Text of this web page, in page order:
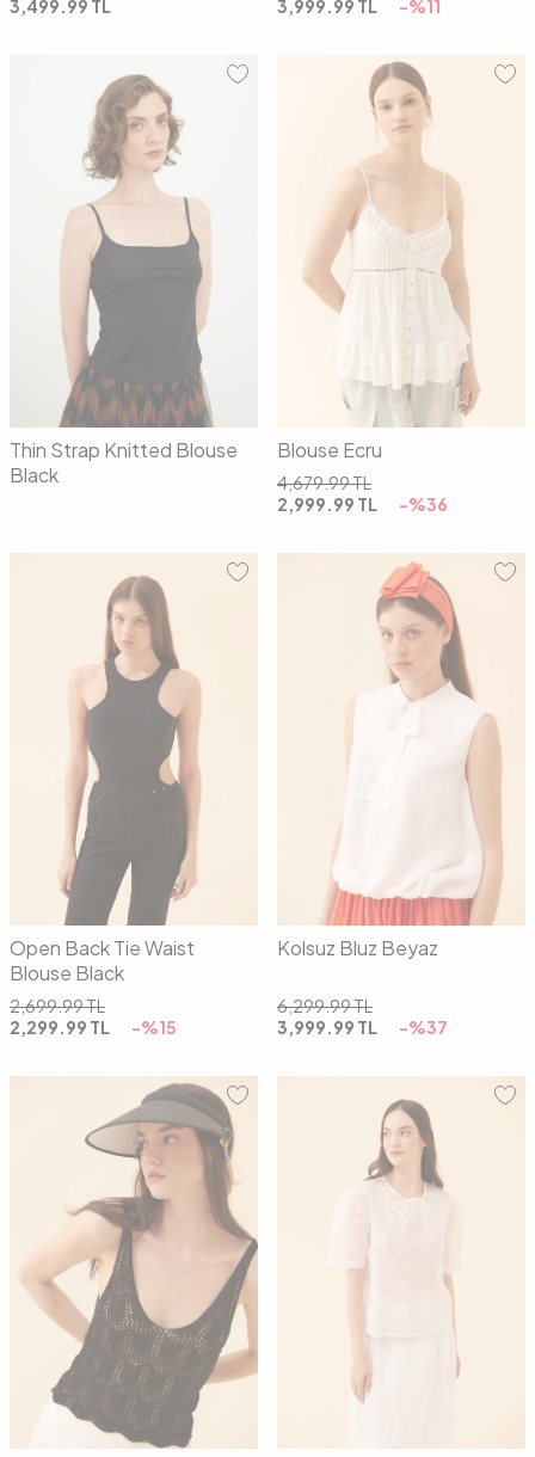
3,499.99 TL 3,999.99 TL -%11
38 42
Thin Strap Knitted Blouse
Black
Blouse Ecru
4,679.99TL
2,999.99 TL -%36
40
Open Back Tie Waist
Blouse Black
2,699.99TL
2,299.99 TL -%15
Kolsuz Bluz Beyaz
6,299.99TL
3,999.99 TL -%37
01 02 01